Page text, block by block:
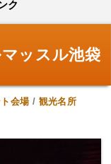
ク
ッスル池袋
会場/ 観光名所